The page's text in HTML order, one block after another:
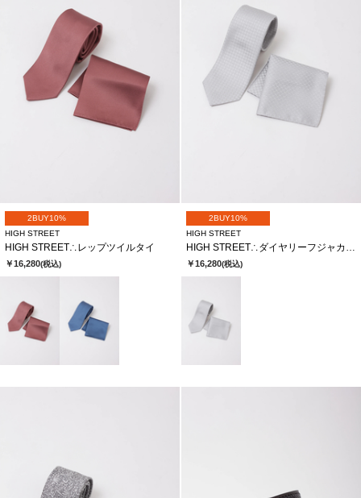
2BUY10%
HIGH STREET
HIGH STREET∴レップツイルタイ
￥16,280(税込)
2BUY10%
HIGH STREET
￥16,280(税込)